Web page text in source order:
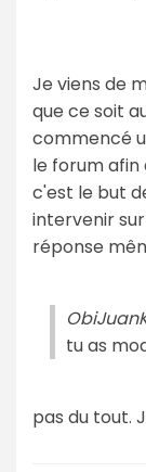
Je viens de
que ce soit
commencé
le forum
c'est le but
intervenir
réponse
tu as
pas du tout.